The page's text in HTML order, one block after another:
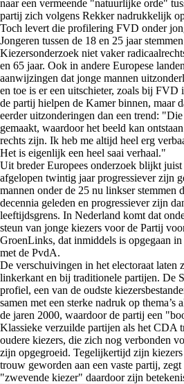
naar een vermeende "natuurlijke orde"
partij zich volgens Rekker nadrukkelijk
Toch levert die profilering FVD onder
Jongeren tussen de 18 en 25 jaar
Kiezersonderzoek niet vaker
en 65 jaar. Ook in andere Europese
aanwijzingen dat jonge mannen
en toe is er een uitschieter, zoals bij FVD
de partij hielpen de Kamer binnen, maar
eerder uitzonderingen dan een trend:
gemaakt, waardoor het beeld kan
rechts zijn. Ik heb me altijd heel erg
Het is eigenlijk een heel saai verhaal."
Uit breder Europees onderzoek blijkt juist
afgelopen twintig jaar progressiever zijn
mannen onder de 25 nu linkser stemmen
decennia geleden en progressiever zijn
leeftijdsgrens. In Nederland komt dat
steun van jonge kiezers voor de Partij
GroenLinks, dat inmiddels is opgegaan
met de PvdA.
De verschuivingen in het electoraat laten
linkerkant en bij traditionele partijen. De
profiel, een van de oudste
samen met een sterke nadruk op thema’s
de jaren 2000, waardoor de partij een
Klassieke verzuilde partijen als het CDA
oudere kiezers, die zich nog verbonden
zijn opgegroeid. Tegelijkertijd zijn
trouw geworden aan een vaste partij,
"zwevende kiezer" daardoor zijn